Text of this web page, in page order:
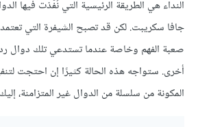
النداء هي الطريقة الرئيسية التي نُفّذت فيها
جافا سكريبت. لكن قد تصبح الشيفرة التي
صعبة الفهم وخاصة عندما تستدعي تلك دوال رد
أخرى. ستواجه هذه الحالة كثيرًا إن احتجت
المكونة من سلسلة من الدوال غير المتزامنة،